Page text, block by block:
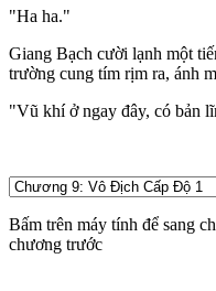
"Ha ha."
Giang Bạch cười lạnh một
trường cung tím rịm ra, ánh
"Vũ khí ở ngay đây, có bản
Bấm trên máy tính để sang
chương trước